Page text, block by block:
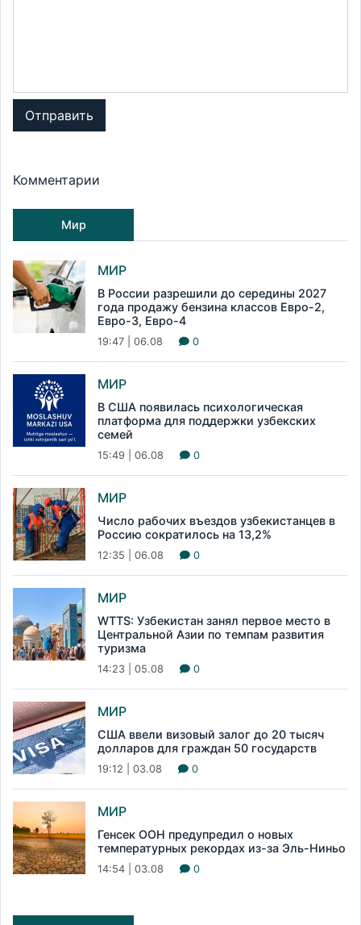
Отправить
Комментарии
Мир
МИР
В России разрешили до середины 2027
года продажу бензина классов Евро-2,
Евро-3, Евро-4
19:47 | 06.08 0
МИР
В США появилась психологическая
платформа для поддержки узбекских
семей
15:49 | 06.08 0
МИР
Число рабочих въездов узбекистанцев в
Россию сократилось на 13,2%
12:35 | 06.08 0
МИР
WTTS: Узбекистан занял первое место в
Центральной Азии по темпам развития
туризма
14:23 | 05.08 0
МИР
США ввели визовый залог до 20 тысяч
долларов для граждан 50 государств
19:12 | 03.08 0
МИР
Генсек ООН предупредил о новых
температурных рекордах из-за Эль-Ниньо
14:54 | 03.08 0